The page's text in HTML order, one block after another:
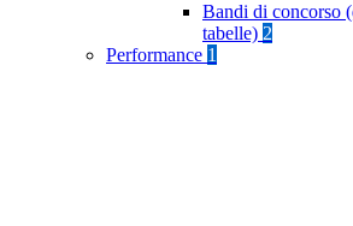
Bandi di concorso
tabelle) 2
Performance 1